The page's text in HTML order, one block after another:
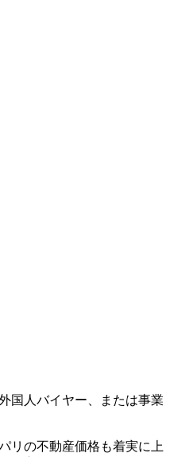
国人バイヤー、または事業
リの不動産価格も着実に上